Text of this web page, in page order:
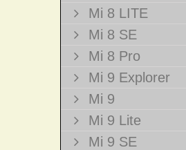
Mi 8 LITE
Mi 8 SE
Mi 8 Pro
Mi 9 Explorer
Mi 9
Mi 9 Lite
Mi 9 SE